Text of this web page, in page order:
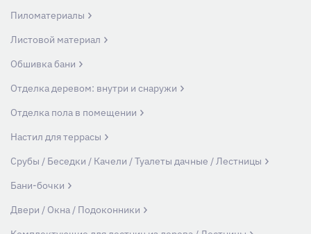
Пиломатериалы
Листовой материал
Обшивка бани
Отделка деревом: внутри и снаружи
Отделка пола в помещении
Настил для террасы
Срубы / Беседки / Качели / Туалеты дачные / Лестницы
Бани-бочки
Двери / Окна / Подоконники